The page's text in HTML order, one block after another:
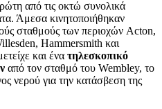
από τις οκτώ συνολικά
Άμεσα κινητοποιήθηκαν
σταθμούς των περιοχών Acton,
Hammersmith και
και ένα τηλεσκοπικό
από τον σταθμό του Wembley, το
νερού για την κατάσβεση της